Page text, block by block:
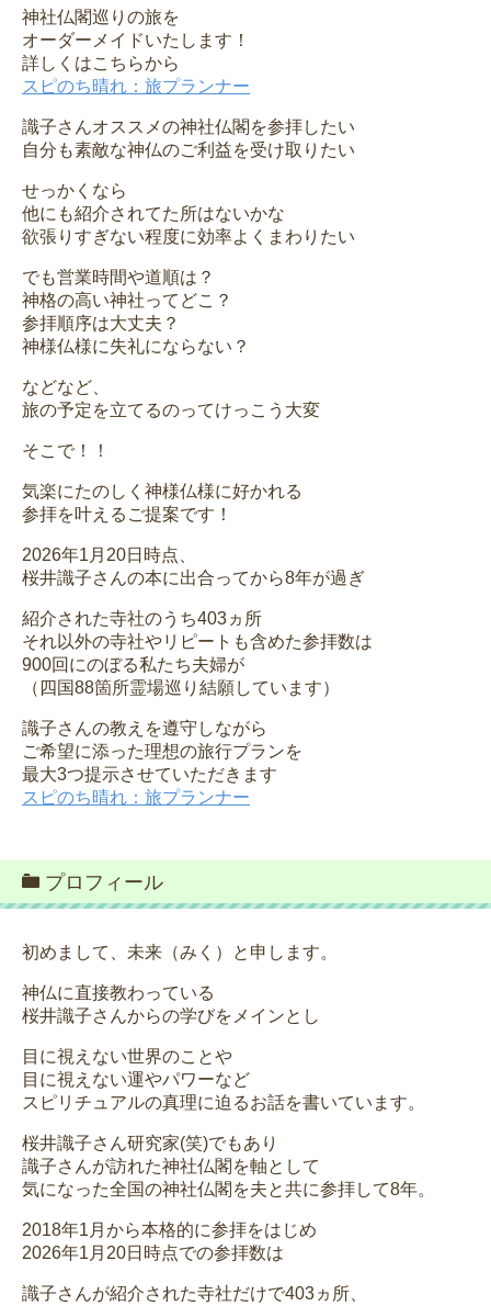
神社仏閣巡りの旅を
オーダーメイドいたします！
詳しくはこちらから
スピのち晴れ：旅プランナー
識子さんオススメの神社仏閣を参拝したい
自分も素敵な神仏のご利益を受け取りたい
せっかくなら
他にも紹介されてた所はないかな
欲張りすぎない程度に効率よくまわりたい
でも営業時間や道順は？
神格の高い神社ってどこ？
参拝順序は大丈夫？
神様仏様に失礼にならない？
などなど、
旅の予定を立てるのってけっこう大変
そこで！！
気楽にたのしく神様仏様に好かれる
参拝を叶えるご提案です！
2026年1月20日時点、
桜井識子さんの本に出合ってから8年が過ぎ
紹介された寺社のうち403ヵ所
それ以外の寺社やリピートも含めた参拝数は
900回にのぼる私たち夫婦が
（四国88箇所霊場巡り結願しています）
識子さんの教えを遵守しながら
ご希望に添った理想の旅行プランを
最大3つ提示させていただきます
スピのち晴れ：旅プランナー
プロフィール
初めまして、未来（みく）と申します。
神仏に直接教わっている
桜井識子さんからの学びをメインとし
目に視えない世界のことや
目に視えない運やパワーなど
スピリチュアルの真理に迫るお話を書いています。
桜井識子さん研究家(笑)でもあり
識子さんが訪れた神社仏閣を軸として
気になった全国の神社仏閣を夫と共に参拝して8年。
2018年1月から本格的に参拝をはじめ
2026年1月20日時点での参拝数は
識子さんが紹介された寺社だけで403ヵ所、